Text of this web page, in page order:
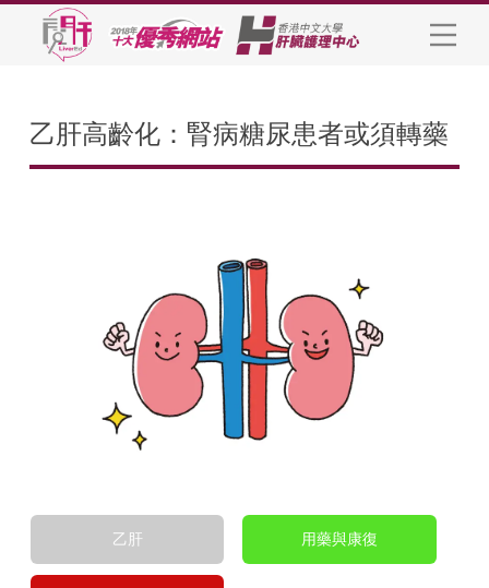
乙肝高齡化：腎病糖尿患者或須轉藥
乙肝 用藥與康復